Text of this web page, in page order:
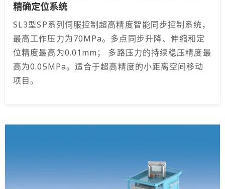
精确定位系统
SL3型SP系列伺服控制超高精度智能同步控制系统，
最高工作压力为70MPa。多点同步升降、伸缩和定
位精度最高为0.01mm； 多路压力的持续稳压精度最
高为0.05MPa。适合于超高精度的小距离空间移动
项目。